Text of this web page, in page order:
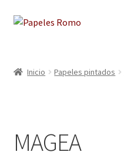
Ir
navegación
Ir
Carrito
Inicio Papeles pintados
MAGEA